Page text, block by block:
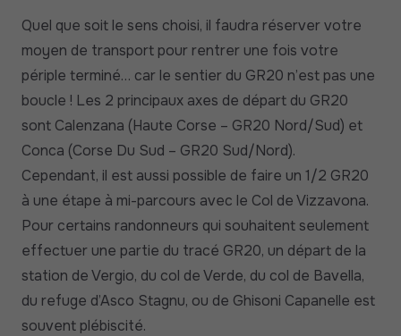
Quel que soit le sens choisi, il faudra réserver votre
moyen de transport pour rentrer une fois votre
périple terminé… car le sentier du GR20 n’est pas une
boucle ! Les 2 principaux axes de départ du GR20
sont Calenzana (Haute Corse – GR20 Nord/Sud) et
Conca (Corse Du Sud – GR20 Sud/Nord).
Cependant, il est aussi possible de faire un 1/2 GR20
à une étape à mi-parcours avec le Col de Vizzavona.
Pour certains randonneurs qui souhaitent seulement
effectuer une partie du tracé GR20, un départ de la
station de Vergio, du col de Verde, du col de Bavella,
du refuge d’Asco Stagnu, ou de Ghisoni Capanelle est
souvent plébiscité.